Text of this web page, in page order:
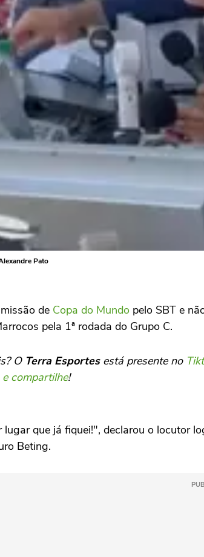
Pato
de Copa do Mundo pelo SBT e
pela 1ª rodada do Grupo C.
O Terra Esportesestá presente no
compartilhe!
lugar que já fiquei!", declarou o locutor
Beting.